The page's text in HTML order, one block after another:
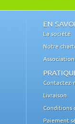
EN
La société
Notre
Contactez-
Livraison
Conditions
Paiement